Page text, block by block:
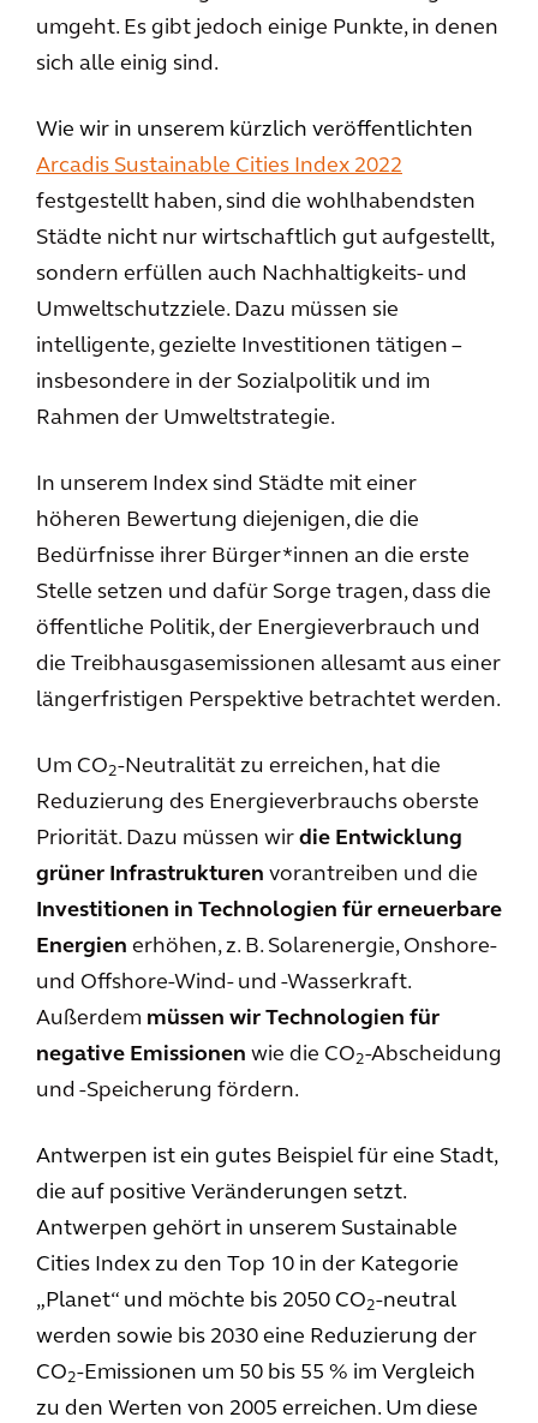
umgeht. Es gibt jedoch einige Punkte, in denen
sich alle einig sind.
Wie wir in unserem kürzlich veröffentlichten
Arcadis Sustainable Cities Index 2022
festgestellt haben, sind die wohlhabendsten
Städte nicht nur wirtschaftlich gut aufgestellt,
sondern erfüllen auch Nachhaltigkeits- und
Umweltschutzziele. Dazu müssen sie
intelligente, gezielte Investitionen tätigen –
insbesondere in der Sozialpolitik und im
Rahmen der Umweltstrategie.
In unserem Index sind Städte mit einer
höheren Bewertung diejenigen, die die
Bedürfnisse ihrer Bürger*innen an die erste
Stelle setzen und dafür Sorge tragen, dass die
öffentliche Politik, der Energieverbrauch und
die Treibhausgasemissionen allesamt aus einer
längerfristigen Perspektive betrachtet werden.
Um CO2-Neutralität zu erreichen, hat die
Reduzierung des Energieverbrauchs oberste
Priorität. Dazu müssen wir die Entwicklung
grüner Infrastrukturen vorantreiben und die
Investitionen in Technologien für erneuerbare
Energien erhöhen, z. B. Solarenergie, Onshore-
und Offshore-Wind- und -Wasserkraft.
Außerdem müssen wir Technologien für
negative Emissionen wie die CO2-Abscheidung
und -Speicherung fördern.
Antwerpen ist ein gutes Beispiel für eine Stadt,
die auf positive Veränderungen setzt.
Antwerpen gehört in unserem Sustainable
Cities Index zu den Top 10 in der Kategorie
„Planet“ und möchte bis 2050 CO2-neutral
werden sowie bis 2030 eine Reduzierung der
CO2-Emissionen um 50 bis 55 % im Vergleich
zu den Werten von 2005 erreichen. Um diese